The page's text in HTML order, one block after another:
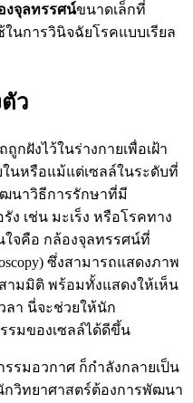
งจุลทรรศน์ขนาดเล็กที่
นการวินิจฉัยโรคแบบเรียล
ว
ถูกฝังไว้ในร่างกายเพื่อเฝ้า
นหรือแม้แต่เซลล์ในระดับที่
นาวิธีการรักษาที่มี
เช่น มะเร็ง หรือโรคทาง
จคือ กล้องจุลทรรศน์ที่
ซึ่งสามารถแสดงภาพ
ามมิติ พร้อมทั้งแสดงให้เห็น
ลา นี่จะช่วยให้นัก
รมของเซลล์ได้ดีขึ้น
รมอวกาศ ก็กำลังกลายเป็น
วิทยาศาสตร์ต้องการพัฒนา